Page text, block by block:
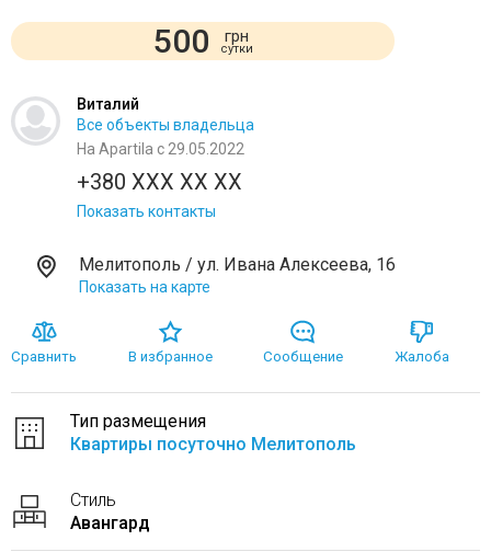
500 грн
сутки
Виталий
Все объекты владельца
На Apartila с 29.05.2022
+380 XXX XX XX
Показать контакты
Мелитополь / ул. Ивана Алексеева, 16
Показать на карте
Сравнить В избранное Сообщение Жалоба
Тип размещения
Квартиры посуточно Мелитополь
Стиль
Авангард